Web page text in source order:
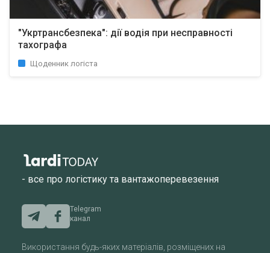
"Укртрансбезпека": дії водія при несправності
тахографа
Щоденник логіста
- все про логістику та вантажоперевезення
Telegram
канал
Використання будь-яких матеріалів, розміщених на